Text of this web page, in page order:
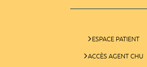
ESPACE PATIENT
ACCÈS AGENT CHU